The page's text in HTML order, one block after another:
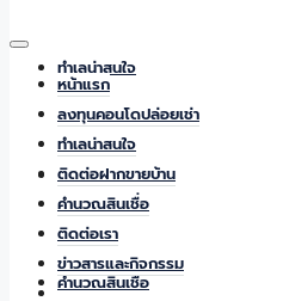
ทำเลน่าสนใจ
ติดต่อฝากขายบ้าน
คำนวณสินเชื่อ
หน้าแรก
ลงทุนคอนโดปล่อยเช่า
ทำเลน่าสนใจ
ติดต่อฝากขายบ้าน
คำนวณสินเชื่อ
ติดต่อเรา
ข่าวสารและกิจกรรม